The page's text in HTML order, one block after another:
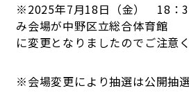
※2025年7月18日（金） 18：
み会場が中野区立総合体育館
に変更となりましたのでご注意く
※会場変更により抽選は公開抽選